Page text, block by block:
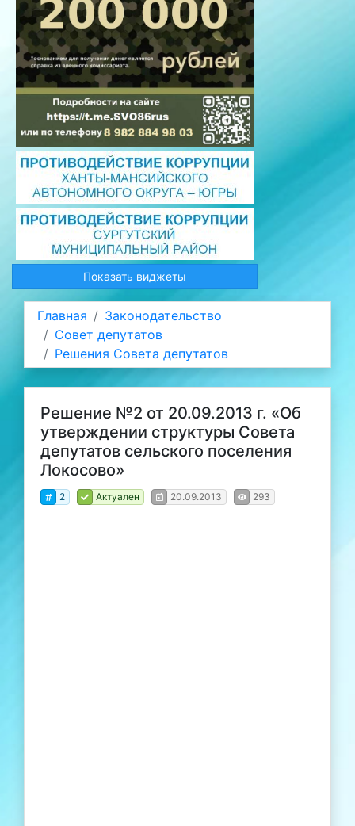
Показать виджеты
Главная
Законодательство
Совет депутатов
Решения Совета депутатов
Решение №2 от 20.09.2013 г. «Об
утверждении структуры Совета
депутатов сельского поселения
Локосово»
2 Актуален 20.09.2013 293